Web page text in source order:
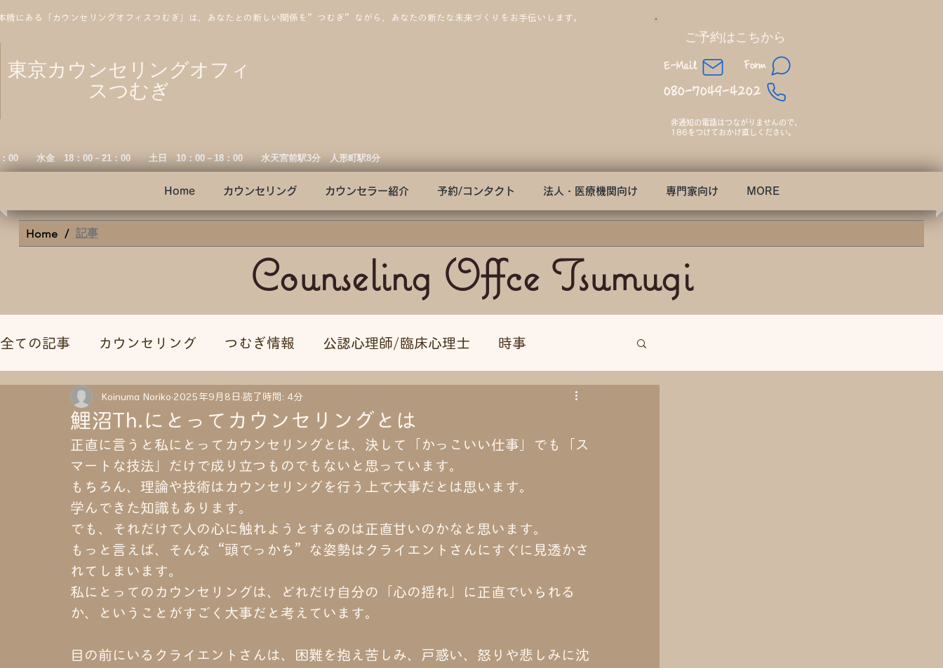
橋にある「カウンセリングオフィスつむぎ」は、あなたとの新しい関係を”つむぎ”ながら、あなたの新たな未来づくりをお手伝いします。
東京カウンセリングオフィ
スつむぎ
080-7049-4202
​ご予約はこちから
E-Mail Form
非通知の電話はつながりませんので、​
186をつけておかけ直しください。
：00 水金 18：00－21：00 土日 10：00－18：00 水天宮前駅3分 人形町駅8分
Home カウンセリング カウンセラー紹介 予約/コンタクト 法人・医療機関向け 専門家向け MORE
Home / 記事
Counseling Offce Tsumugi
全ての記事 カウンセリング つむぎ情報 公認心理師/臨床心理士 時事
心理テスト
鯉沼Th.にとってカウンセリングとは
Koinuma Noriko 2025年9月8日 読了時間: 4分
正直に言うと私にとってカウンセリングとは、決して「かっこいい仕事」でも「ス
マートな技法」だけで成り立つものでもないと思っています。
もちろん、理論や技術はカウンセリングを行う上で大事だとは思います。
学んできた知識もあります。
でも、それだけで人の心に触れようとするのは正直甘いのかなと思います。
もっと言えば、そんな“頭でっかち”な姿勢はクライエントさんにすぐに見透かさ
れてしまいます。
私にとってのカウンセリングは、どれだけ自分の「心の揺れ」に正直でいられる
か、ということがすごく大事だと考えています。
目の前にいるクライエントさんは、困難を抱え苦しみ、戸惑い、怒りや悲しみに沈